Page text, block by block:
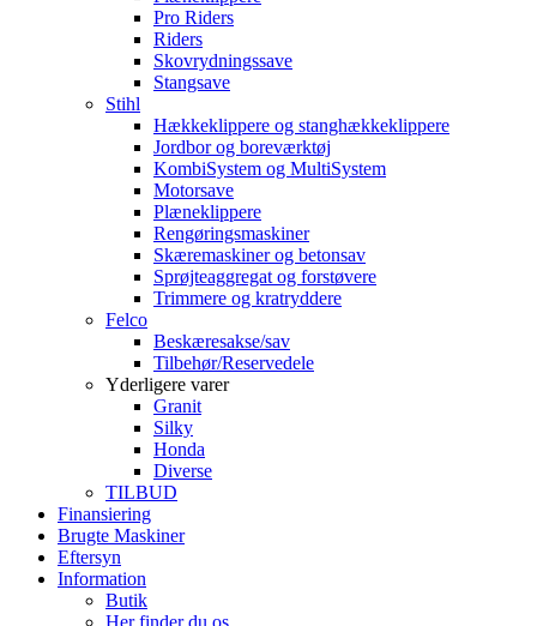
Pro Riders
Riders
Skovrydningssave
Stangsave
Stihl
Hækkeklippere og stanghækkeklippere
Jordbor og boreværktøj
KombiSystem og MultiSystem
Motorsave
Plæneklippere
Rengøringsmaskiner
Skæremaskiner og betonsav
Sprøjteaggregat og forstøvere
Trimmere og kratryddere
Felco
Beskæresakse/sav
Tilbehør/Reservedele
Yderligere varer
Granit
Silky
Honda
Diverse
TILBUD
Finansiering
Brugte Maskiner
Eftersyn
Information
Butik
Her finder du os